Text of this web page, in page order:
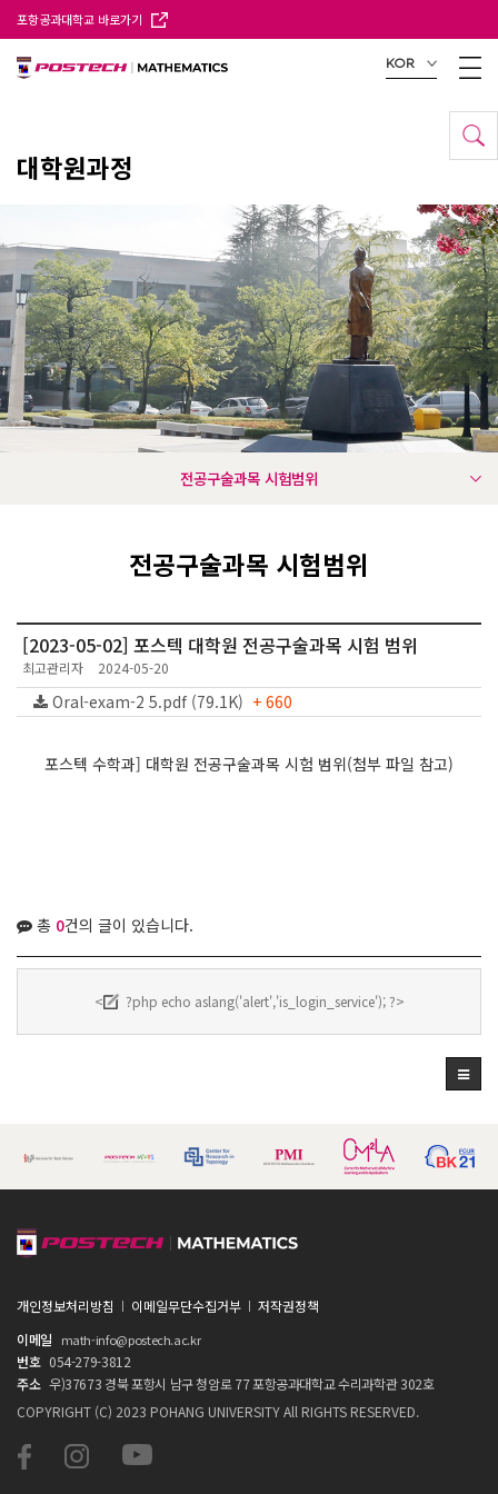
포항공과대학교 바로가기
KOR
대학원과정
전공구술과목 시험범위
전공구술과목 시험범위
[2023-05-02] 포스텍 대학원 전공구술과목 시험 범위
최고관리자 2024-05-20
Oral-exam-2 5.pdf (79.1K) + 660
포스텍 수학과] 대학원 전공구술과목 시험 범위(첨부 파일 참고)
총 0건의 글이 있습니다.
< ?php echo aslang('alert','is_login_service'); ?>
개인정보처리방침 이메일무단수집거부
저작권정책
이메일
math-info@postech.ac.kr
번호 054-279-3812
주소 우)37673 경북 포항시 남구 청암로 77 포항공과대학교 수리과학관 302호
COPYRIGHT (C) 2023 POHANG UNIVERSITY All RIGHTS RESERVED.